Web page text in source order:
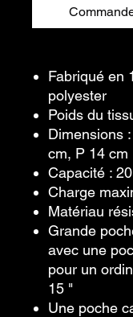
Fabriqué en
polyester
Poids du
Dimensions
cm, P 14 cm
Capacité :
Charge
Matériau
Grande
avec une
pour un
15 "
Une poche